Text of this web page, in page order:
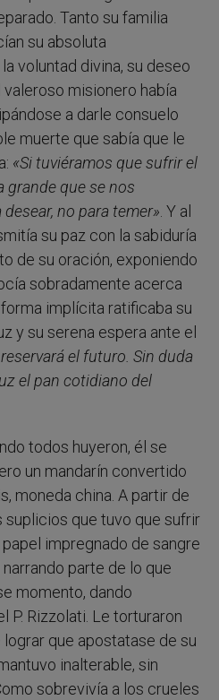
Tanto su familia
su absoluta
voluntad divina, su deseo
valeroso misionero había
a darle consuelo
muerte que sabía que le
«Si tuviéramos que sufrir el
grande que se nos
no para temer» . Y al
su paz con la sabiduría
de su oración, exponiendo
sobradamente acerca
implícita ratificaba su
y su serena espera ante el
el futuro. Sin duda
el pan cotidiano del
todos huyeron, él se
un mandarín convertido
moneda china. A partir de
que tuvo que sufrir
impregnado de sangre
parte de lo que
momento, dando
P. Rizzolati. Le torturaron
que apostatase de su
inalterable, sin
sobrevivía a los crueles